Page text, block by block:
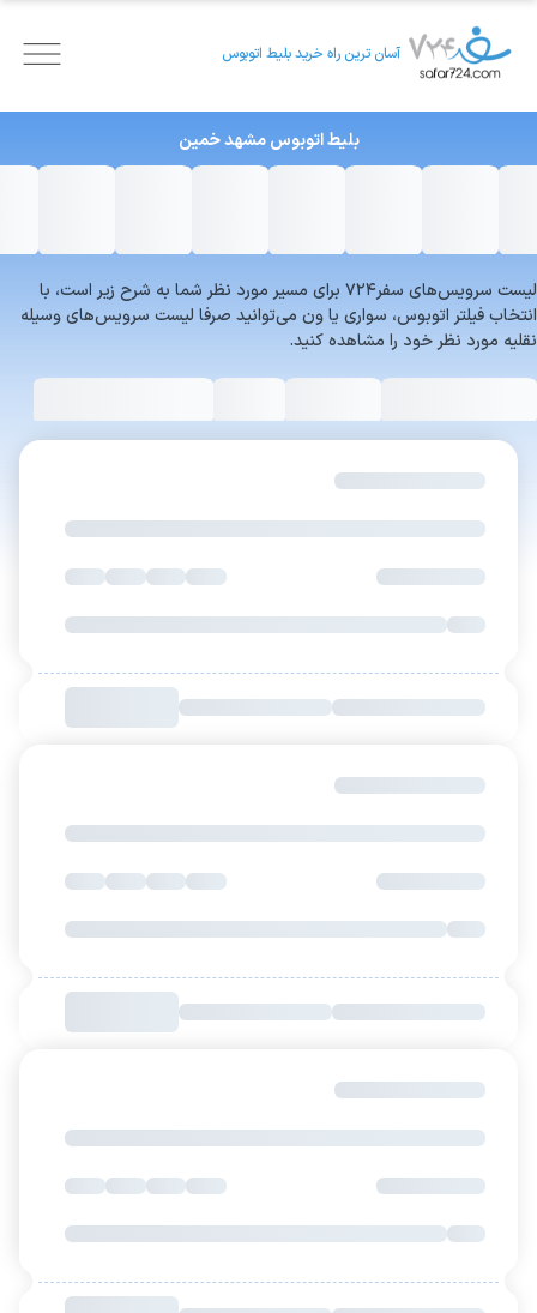
آسان ترین راه خرید بلیط اتوبوس
بلیط اتوبوس مشهدخمین
لیست سرویس‌های سفر۷۲۴ برای مسیر مورد نظر شما به شرح زیر است، با
انتخاب فیلتر اتوبوس، سواری یا ون می‌توانید صرفا لیست سرویس‌های وسیله
نقلیه مورد نظر خود را مشاهده کنید.